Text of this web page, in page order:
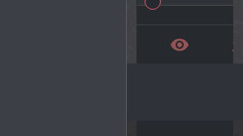
remove_red_eye